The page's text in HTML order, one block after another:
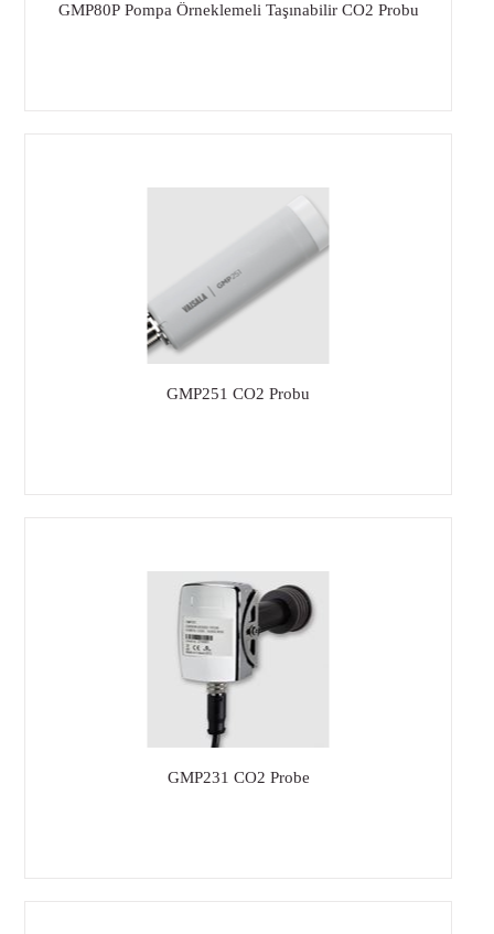
GMP80P Pompa Örneklemeli Taşınabilir CO2 Probu
GMP251 CO2 Probu
GMP231 CO2 Probe